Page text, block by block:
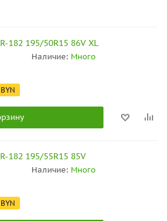
182 195/50R15 86V XL
Наличие: Много
BYN
182 195/55R15 85V
Наличие: Много
BYN